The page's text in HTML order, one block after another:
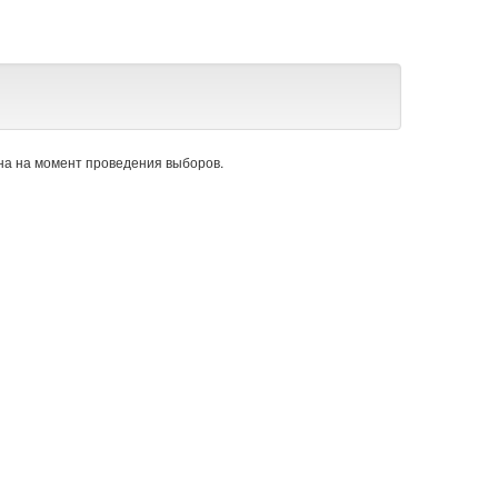
на момент проведения выборов.